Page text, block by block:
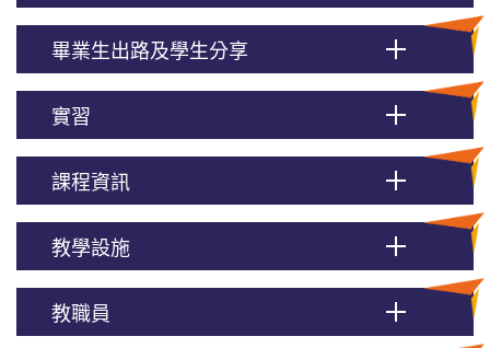
畢業生出路及學生分享
實習
課程資訊
教學設施
教職員